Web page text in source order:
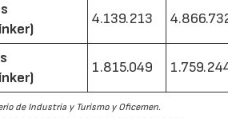
4.139.213
1.815.049
de Industria y Turismo y Oficemen.